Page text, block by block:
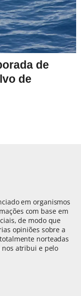
de
de
em organismos
com base em
de modo que
opiniões sobre a
norteadas
atribui e pelo